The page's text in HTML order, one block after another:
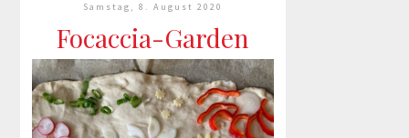
mehr lesen »
Samstag, 8. August 2020
Focaccia-Garden